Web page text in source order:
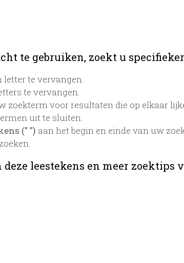
te gebruiken, zoekt u
letter te vervangen.
te vervangen.
zoekterm voor resultaten die op elkaar
uit te sluiten.
(" ") aan het begin en einde van uw
leestekens en meer zoektips